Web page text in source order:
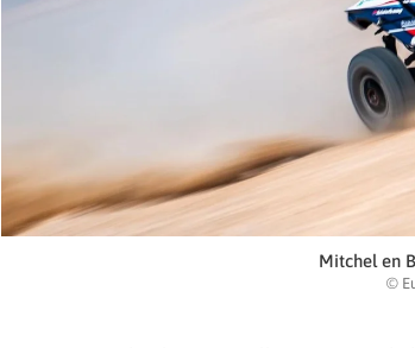
Mitchel en
©